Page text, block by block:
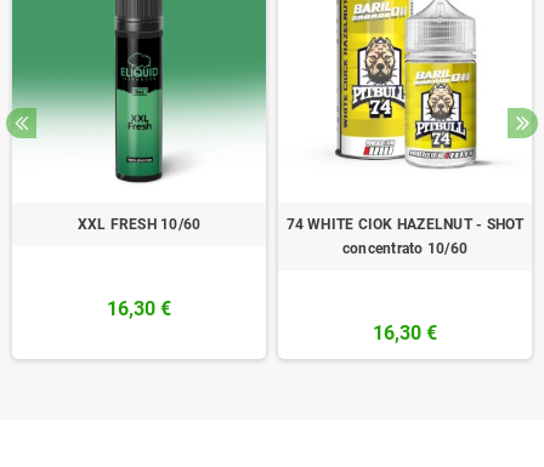
XXL FRESH 10/60
16,30 €
74 WHITE CIOK HAZELNUT - SHOT
concentrato 10/60
16,30 €